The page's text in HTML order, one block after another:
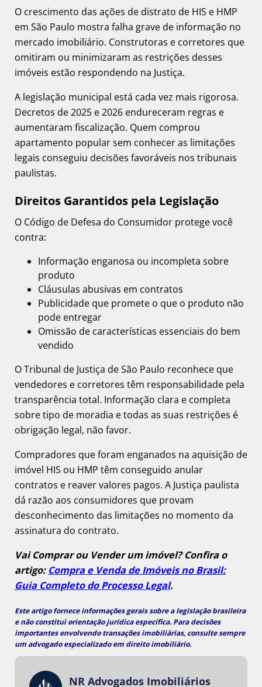
O crescimento das ações de distrato de HIS e HMP
em São Paulo mostra falha grave de informação no
mercado imobiliário. Construtoras e corretores que
omitiram ou minimizaram as restrições desses
imóveis estão respondendo na Justiça.
A legislação municipal está cada vez mais rigorosa.
Decretos de 2025 e 2026 endureceram regras e
aumentaram fiscalização. Quem comprou
apartamento popular sem conhecer as limitações
legais conseguiu decisões favoráveis nos tribunais
paulistas.
Direitos Garantidos pela Legislação
O Código de Defesa do Consumidor protege você
contra:
Informação enganosa ou incompleta sobre
produto
Cláusulas abusivas em contratos
Publicidade que promete o que o produto não
pode entregar
Omissão de características essenciais do bem
vendido
O Tribunal de Justiça de São Paulo reconhece que
vendedores e corretores têm responsabilidade pela
transparência total. Informação clara e completa
sobre tipo de moradia e todas as suas restrições é
obrigação legal, não favor.
Compradores que foram enganados na aquisição de
imóvel HIS ou HMP têm conseguido anular
contratos e reaver valores pagos. A Justiça paulista
dá razão aos consumidores que provam
desconhecimento das limitações no momento da
assinatura do contrato.
Vai Comprar ou Vender um imóvel? Confira o
artigo: Compra e Venda de Imóveis no Brasil:
Guia Completo do Processo Legal.
Este artigo fornece informações gerais sobre a legislação brasileira
e não constitui orientação jurídica específica. Para decisões
importantes envolvendo transações imobiliárias, consulte sempre
um advogado especializado em direito imobiliário.
NR Advogados Imobiliários